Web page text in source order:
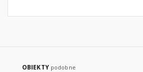
OBIEKTY podobne